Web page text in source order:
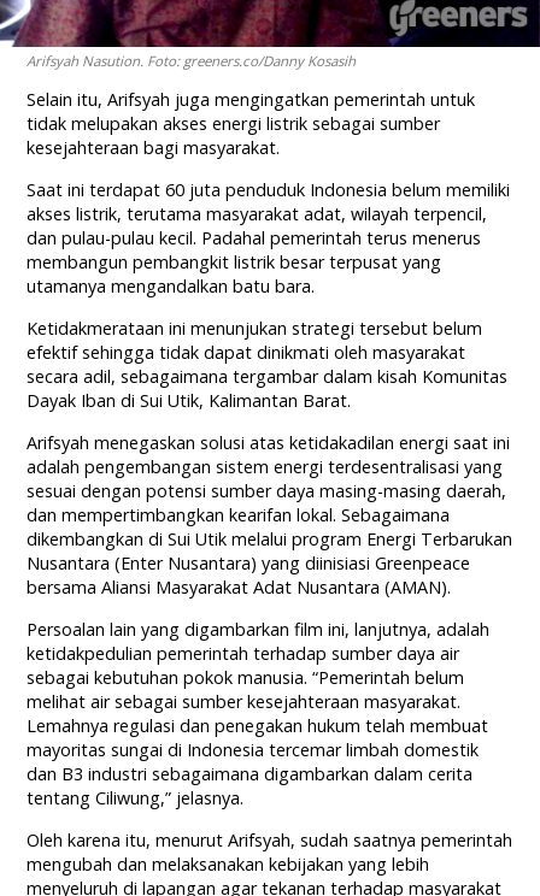
Arifsyah Nasution. Foto: greeners.co/Danny Kosasih
Selain itu, Arifsyah juga mengingatkan pemerintah untuk
tidak melupakan akses energi listrik sebagai sumber
kesejahteraan bagi masyarakat.
Saat ini terdapat 60 juta penduduk Indonesia belum memiliki
akses listrik, terutama masyarakat adat, wilayah terpencil,
dan pulau-pulau kecil. Padahal pemerintah terus menerus
membangun pembangkit listrik besar terpusat yang
utamanya mengandalkan batu bara.
Ketidakmerataan ini menunjukan strategi tersebut belum
efektif sehingga tidak dapat dinikmati oleh masyarakat
secara adil, sebagaimana tergambar dalam kisah Komunitas
Dayak Iban di Sui Utik, Kalimantan Barat.
Arifsyah menegaskan solusi atas ketidakadilan energi saat ini
adalah pengembangan sistem energi terdesentralisasi yang
sesuai dengan potensi sumber daya masing-masing daerah,
dan mempertimbangkan kearifan lokal. Sebagaimana
dikembangkan di Sui Utik melalui program Energi Terbarukan
Nusantara (Enter Nusantara) yang diinisiasi Greenpeace
bersama Aliansi Masyarakat Adat Nusantara (AMAN).
Persoalan lain yang digambarkan film ini, lanjutnya, adalah
ketidakpedulian pemerintah terhadap sumber daya air
sebagai kebutuhan pokok manusia. “Pemerintah belum
melihat air sebagai sumber kesejahteraan masyarakat.
Lemahnya regulasi dan penegakan hukum telah membuat
mayoritas sungai di Indonesia tercemar limbah domestik
dan B3 industri sebagaimana digambarkan dalam cerita
tentang Ciliwung,” jelasnya.
Oleh karena itu, menurut Arifsyah, sudah saatnya pemerintah
mengubah dan melaksanakan kebijakan yang lebih
menyeluruh di lapangan agar tekanan terhadap masyarakat